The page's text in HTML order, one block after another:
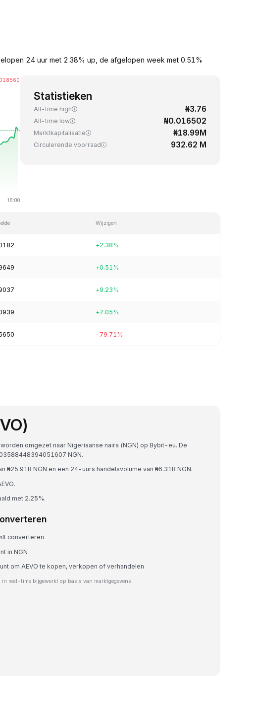
24 uur met 2.38% up, de afgelopen week met 0.51%
Statistieken
All-time high ₦3.76
All-time low ₦0.016502
Marktkapitalisatie ₦18.99M
Circulerende voorraad 932.62 M
Wijzigen
+2.38%
+0.51%
+9.23%
+7.05%
-79.71%
omgezet naar Nigeriaanse naira (NGN) op Bybit-eu. De
NGN.
₦25.91B NGN en een 24-uurs handelsvolume van ₦6.31B NGN.
met 2.25%.
converteren
in NGN
om AEVO te kopen, verkopen of verhandelen
real-time bijgewerkt op basis van marktgegevens.